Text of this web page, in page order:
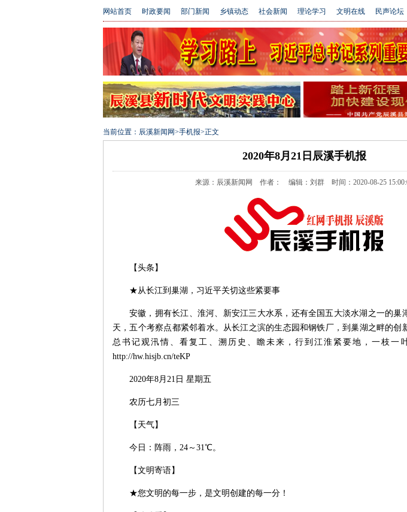
网站首页 时政要闻 部门新闻 乡镇动态 社会新闻 理论学习 文明在线 民声论坛
当前位置： 辰溪新闻网>手机报>正文
2020年8月21日辰溪手机报
来源：辰溪新闻网 作者： 编辑：刘群 时间：2020-08-25
【头条】
★从长江到巢湖，习近平关切这些紧要事
安徽，拥有长江、淮河、新安江三大水系，还有全国五大淡水湖之一的巢
天，五个考察点都紧邻着水。从长江之滨的生态园和钢铁厂，到巢湖之畔的创
总书记观汛情、看复工、溯历史、瞻未来，行到江淮紧要地，一枝一
http://hw.hisjb.cn/teKP
2020年8月21日 星期五
农历七月初三
【天气】
今日：阵雨，24～31℃。
【文明寄语】
★您文明的每一步，是文明创建的每一分！